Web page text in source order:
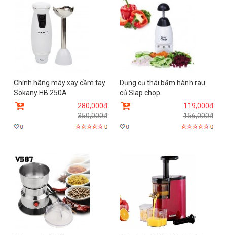
Chính hãng máy xay cầm tay
Sokany HB 250A
280,000đ
350,000đ
Dụng cụ thái băm hành rau
củ Slap chop
119,000đ
156,000đ